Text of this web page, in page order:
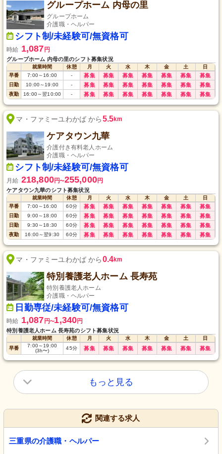
グループホーム 内母の里
グループホーム
介護職・ヘルパー
シフト制/未経験可/無資格可
時給 1,087 円
グループホーム 内母の里のシフト募集状況
就業時間 休憩 月 火 水 木 金 土
日
早番
7:00～ 16:00 - 募集 募集 募集 募集 募集 募集 募集
日勤 10:00～ 19:00 - 募集 募集 募集 募集 募集 募集 募集
夜勤 16:00～翌10:00 - 募集 募集 募集 募集 募集 募集 募集
マ・ファミーユわかば から5.5km
ケアタウン九華
介護付き有料老人ホーム
介護職・ヘルパー
シフト制/未経験可/無資格可
月給 218,800円〜255,000円
ケアタウン九華のシフト募集状況
就業時間 休憩 月 火 水 木 金 土
日
早番
7:00～ 16:00 60分 募集 募集 募集 募集 募集 募集 募集
日勤 9:00～ 18:00 60分 募集 募集 募集 募集 募集 募集 募集
日勤 9:30～ 18:30 60分 募集 募集 募集 募集 募集 募集 募集
夜勤 16:00～翌9:30 60分 募集 募集 募集 募集 募集 募集 募集
マ・ファミーユわかば から0.4km
特別養護老人ホーム 長寿苑
特別養護老人ホーム
介護職・ヘルパー
日勤専従/未経験可/無資格可
時給 1,087 円〜1,340円
特別養護老人ホーム 長寿苑のシフト募集状況
就業時間 休憩 月 火 水 木 金 土
日
早番
7:00～ 19:00
(3h〜)
45分 募集 募集 募集 募集 募集 募集 募集
もっと見る
関連する求人
三重県の介護職・ヘルパー